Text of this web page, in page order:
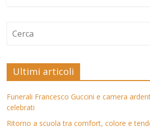
Ultimi articoli
Funerali Francesco Guccini e camera
celebrati
Ritorno a scuola tra comfort, colore e